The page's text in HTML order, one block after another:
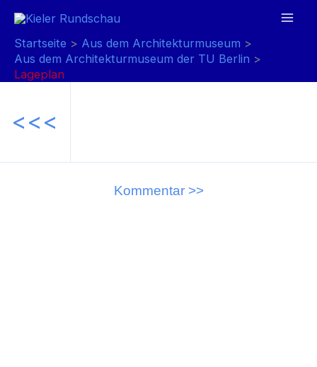
Inhalt
springen
Startseite
Aus dem Architekturmuseum
Aus dem Architekturmuseum der TU Berlin
Lageplan
<<<
Kommentar >>